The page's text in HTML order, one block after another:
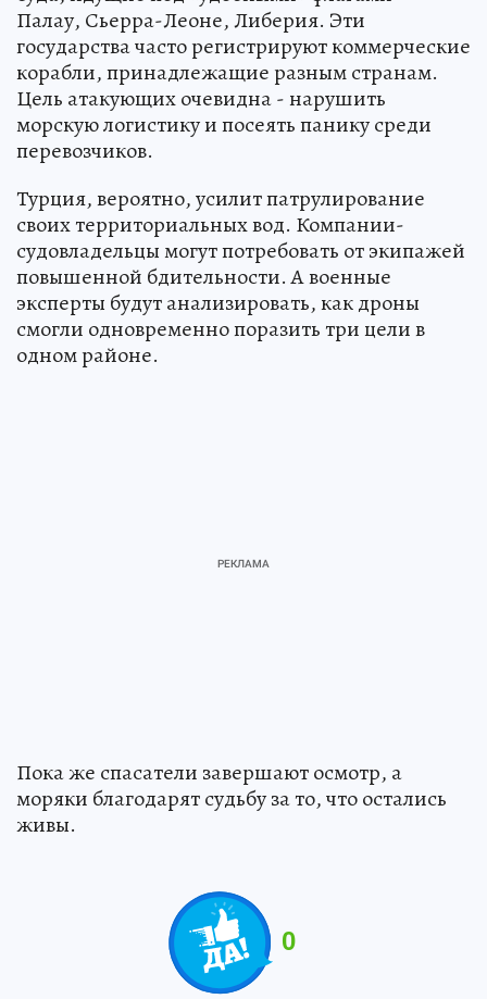
Палау, Сьерра-Леоне, Либерия. Эти
государства часто регистрируют коммерческие
корабли, принадлежащие разным странам.
Цель атакующих очевидна - нарушить
морскую логистику и посеять панику среди
перевозчиков.
Турция, вероятно, усилит патрулирование
своих территориальных вод. Компании-
судовладельцы могут потребовать от экипажей
повышенной бдительности. А военные
эксперты будут анализировать, как дроны
смогли одновременно поразить три цели в
одном районе.
Пока же спасатели завершают осмотр, а
моряки благодарят судьбу за то, что остались
живы.
0